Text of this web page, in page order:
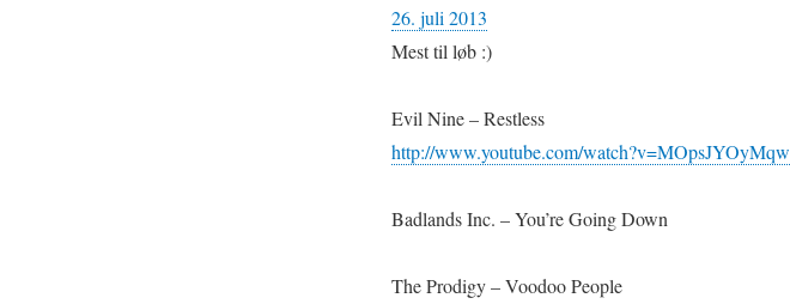
26. juli 2013
Mest til løb :)
Evil Nine – Restless
http://www.youtube.com/watch?v=MOpsJYOyMqw
Badlands Inc. – You’re Going Down
The Prodigy – Voodoo People